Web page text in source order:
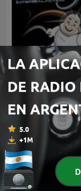
Panda Show -Disco
Intergaláctico